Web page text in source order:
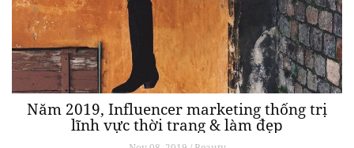
Năm 2019, Influencer marketing thống trị
lĩnh vực thời trang & làm đẹp